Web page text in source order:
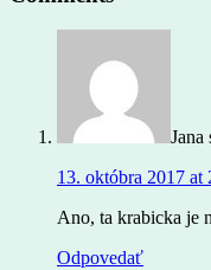
Jana
13. októbra 2017 at
Ano, ta krabicka je
Odpovedať